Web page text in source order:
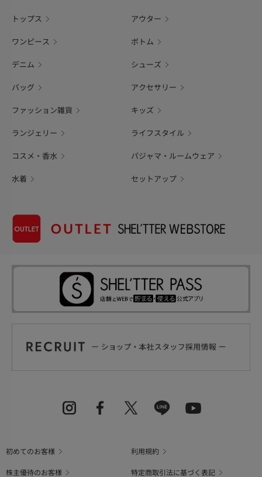
トップス アウター
ワンピース ボトム
デニム シューズ
バッグ アクセサリー
ファッション雑貨 キッズ
ランジェリー ライフスタイル
コスメ・香水 パジャマ・ルームウェア
水着 セットアップ
初めてのお客様
利用規約
株主優待のお客様
特定商取引法に基づく表記